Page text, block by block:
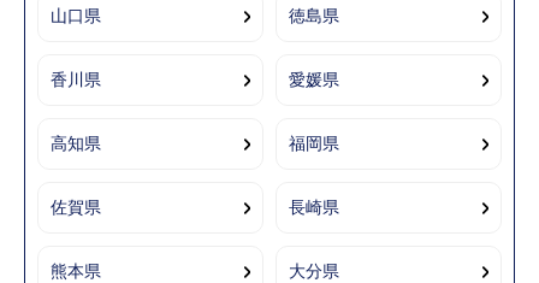
山口県 徳島県
香川県 愛媛県
高知県 福岡県
佐賀県 長崎県
熊本県 大分県